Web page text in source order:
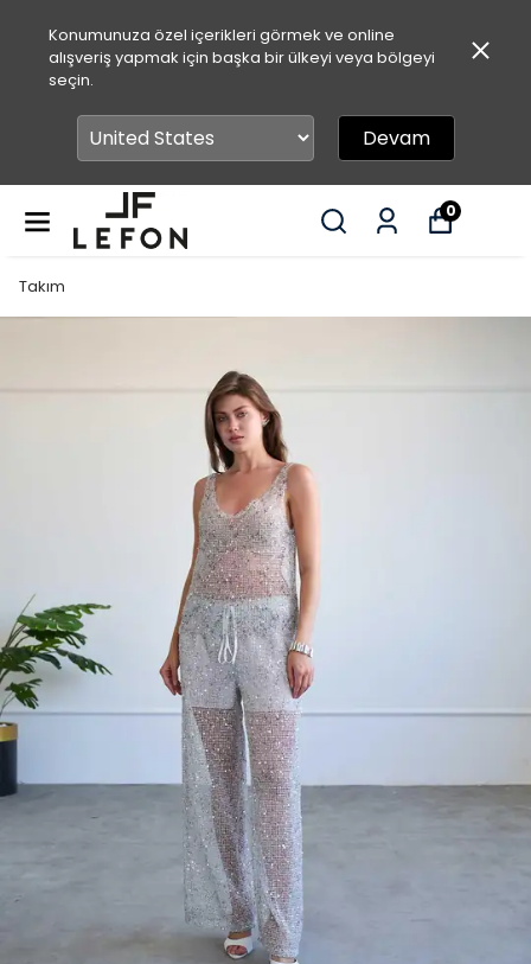
Konumunuza özel içerikleri görmek ve online
alışveriş yapmak için başka bir ülkeyi veya bölgeyi
seçin.
Devam
0
Takım